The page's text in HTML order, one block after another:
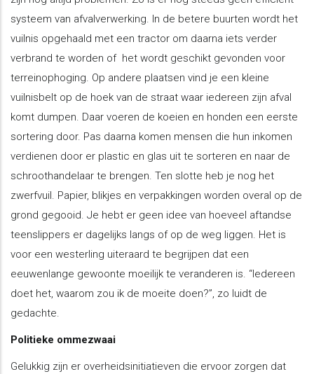
systeem van afvalverwerking. In de betere buurten wordt het
vuilnis opgehaald met een tractor om daarna iets verder
verbrand te worden of het wordt geschikt gevonden voor
terreinophoging. Op andere plaatsen vind je een kleine
vuilnisbelt op de hoek van de straat waar iedereen zijn afval
komt dumpen. Daar voeren de koeien en honden een eerste
sortering door. Pas daarna komen mensen die hun inkomen
verdienen door er plastic en glas uit te sorteren en naar de
schroothandelaar te brengen. Ten slotte heb je nog het
zwerfvuil. Papier, blikjes en verpakkingen worden overal op de
grond gegooid. Je hebt er geen idee van hoeveel aftandse
teenslippers er dagelijks langs of op de weg liggen. Het is
voor een westerling uiteraard te begrijpen dat een
eeuwenlange gewoonte moeilijk te veranderen is. “Iedereen
doet het, waarom zou ik de moeite doen?”, zo luidt de
gedachte.
Politieke ommezwaai
Gelukkig zijn er overheidsinitiatieven die ervoor zorgen dat